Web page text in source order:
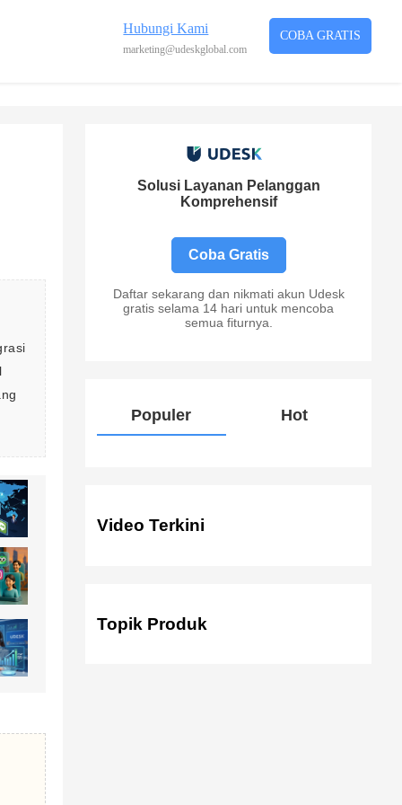
Hubungi Kami
marketing@udeskglobal.com
COBA GRATIS
Solusi Layanan Pelanggan
Komprehensif
Coba Gratis
Daftar sekarang dan nikmati akun Udesk
gratis selama 14 hari untuk mencoba
semua fiturnya.
Populer Hot
Video Terkini
Topik Produk